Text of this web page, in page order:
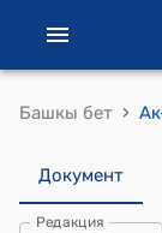
Башкы бет ›
Документ
Редакция